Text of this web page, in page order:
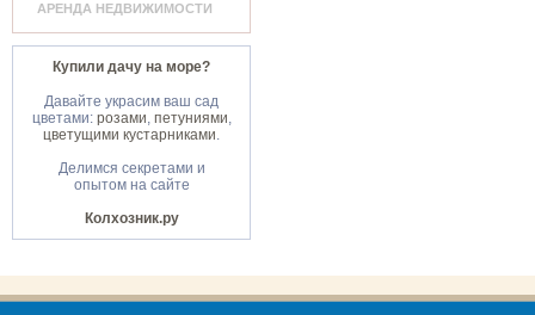
АРЕНДА НЕДВИЖИМОСТИ
Купили дачу на море?
Давайте украсим ваш сад
цветами: розами, петуниями,
цветущими кустарниками.
Делимся секретами и
опытом на сайте
Колхозник.ру